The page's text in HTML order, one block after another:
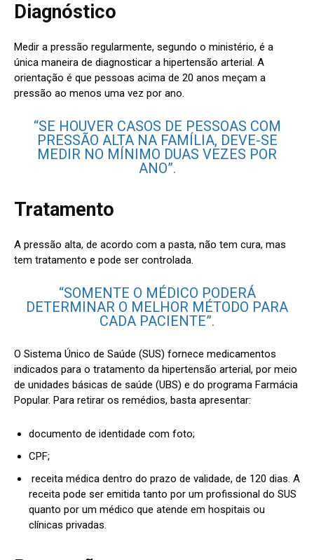
Diagnóstico
Medir a pressão regularmente, segundo o ministério, é a
única maneira de diagnosticar a hipertensão arterial. A
orientação é que pessoas acima de 20 anos meçam a
pressão ao menos uma vez por ano.
“SE HOUVER CASOS DE PESSOAS COM
PRESSÃO ALTA NA FAMÍLIA, DEVE-SE
MEDIR NO MÍNIMO DUAS VEZES POR
ANO”.
Tratamento
A pressão alta, de acordo com a pasta, não tem cura, mas
tem tratamento e pode ser controlada.
“SOMENTE O MÉDICO PODERÁ
DETERMINAR O MELHOR MÉTODO PARA
CADA PACIENTE”.
O Sistema Único de Saúde (SUS) fornece medicamentos
indicados para o tratamento da hipertensão arterial, por meio
de unidades básicas de saúde (UBS) e do programa Farmácia
Popular. Para retirar os remédios, basta apresentar:
documento de identidade com foto;
CPF;
receita médica dentro do prazo de validade, de 120 dias. A
receita pode ser emitida tanto por um profissional do SUS
quanto por um médico que atende em hospitais ou
clínicas privadas.